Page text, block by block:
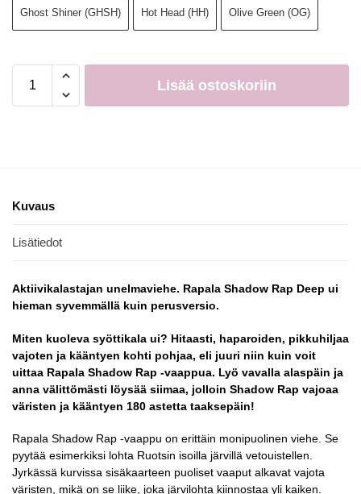
Ghost Shiner (GHSH) Hot Head (HH) Olive Green (OG)
Lisää ostoskoriin
Kuvaus
Lisätiedot
Aktiivikalastajan unelmaviehe. Rapala Shadow Rap Deep ui
hieman syvemmällä kuin perusversio.
Miten kuoleva syöttikala ui? Hitaasti, haparoiden, pikkuhiljaa
vajoten ja kääntyen kohti pohjaa, eli juuri niin kuin voit
uittaa Rapala Shadow Rap -vaappua. Lyö vavalla alaspäin ja
anna välittömästi löysää siimaa, jolloin Shadow Rap vajoaa
väristen ja kääntyen 180 astetta taaksepäin!
Rapala Shadow Rap -vaappu on erittäin monipuolinen viehe. Se
pyytää esimerkiksi lohta Ruotsin isoilla järvillä vetouistellen.
Jyrkässä kurvissa sisäkaarteen puoliset vaaput alkavat vajota
väristen, mikä on se liike, joka järvilohta kiinnostaa yli kaiken.